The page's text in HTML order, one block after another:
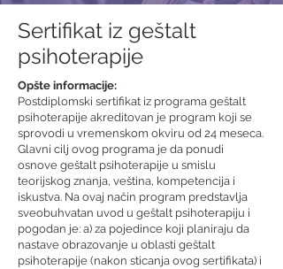
Sertifikat iz geštalt
psihoterapije
Opšte informacije:
Postdiplomski sertifikat iz programa geštalt
psihoterapije akreditovan je program koji se
sprovodi u vremenskom okviru od 24 meseca.
Glavni cilj ovog programa je da ponudi
osnove geštalt psihoterapije u smislu
teorijskog znanja, veština, kompetencija i
iskustva. Na ovaj način program predstavlja
sveobuhvatan uvod u geštalt psihoterapiju i
pogodan je: a) za pojedince koji planiraju da
nastave obrazovanje u oblasti geštalt
psihoterapije (nakon sticanja ovog sertifikata) i